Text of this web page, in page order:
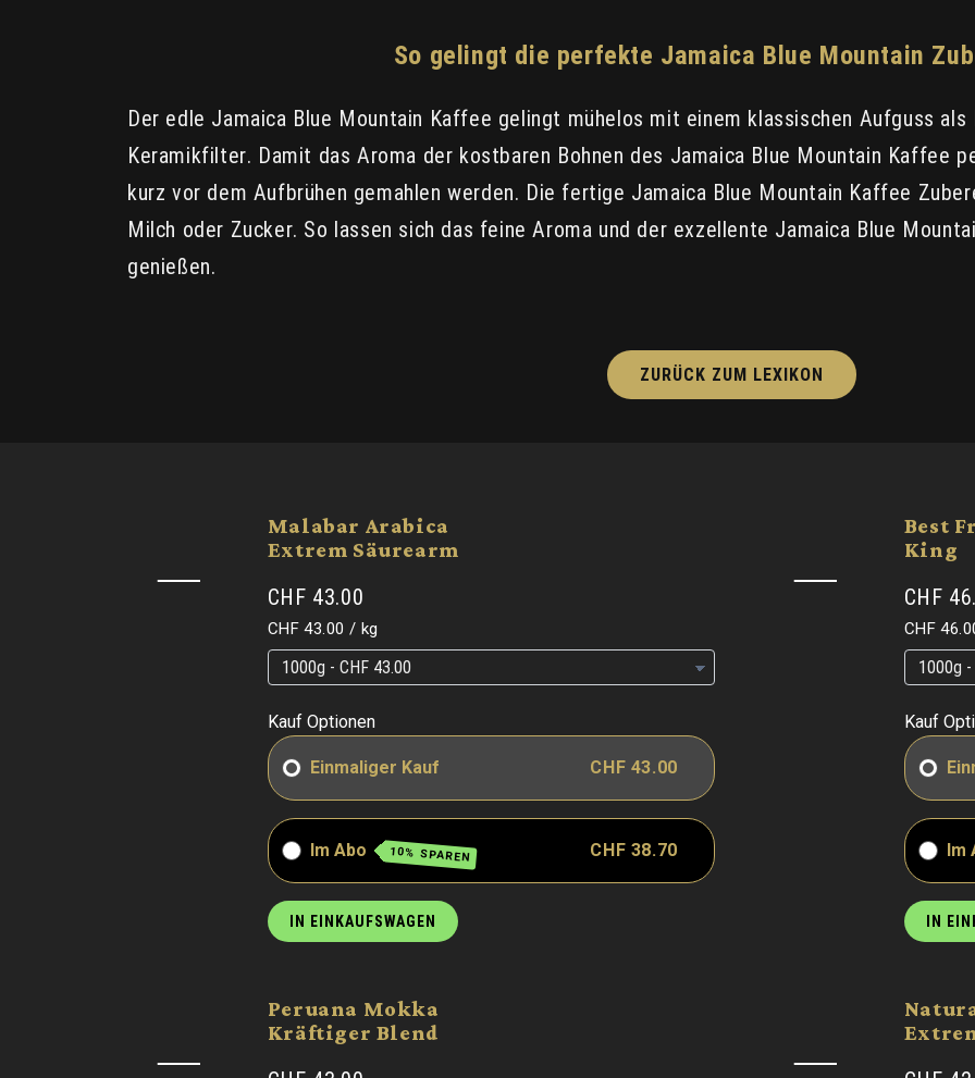
So gelingt die perfekte Jamaica Blue Mountain
Der edle Jamaica Blue Mountain Kaffee gelingt mühelos mit einem klassischen Aufguss
Keramikfilter. Damit das Aroma der kostbaren Bohnen des Jamaica Blue Mountain Kaffee
kurz vor dem Aufbrühen gemahlen werden. Die fertige Jamaica Blue Mountain Kaffee
Milch oder Zucker. So lassen sich das feine Aroma und der exzellente Jamaica Blue
genießen.
ZURÜCK ZUM LEXIKON
Malabar Arabica
Extrem Säurearm
CHF 43.00
Grundpreis
CHF 43.00 / pro
kg
Grundpreis
Grundpreis
Kauf Optionen
Einmaliger Kauf CHF 43.00
Im Abo 10% SPAREN CHF 38.70
IN EINKAUFSWAGEN
Best
King
CHF
CHF
Kauf
Im
IN
Peruana Mokka
Kräftiger Blend